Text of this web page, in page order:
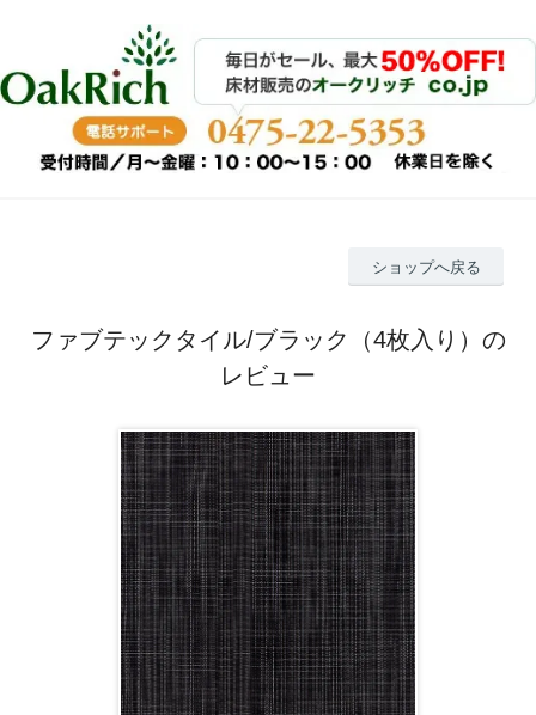
ショップへ戻る
ファブテックタイル/ブラック（4枚入り）の
レビュー